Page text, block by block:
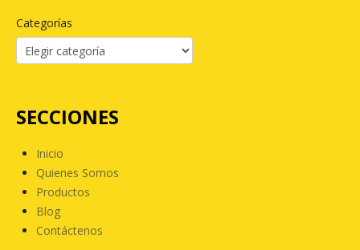
Categorías
SECCIONES
Inicio
Quienes Somos
Productos
Blog
Contáctenos